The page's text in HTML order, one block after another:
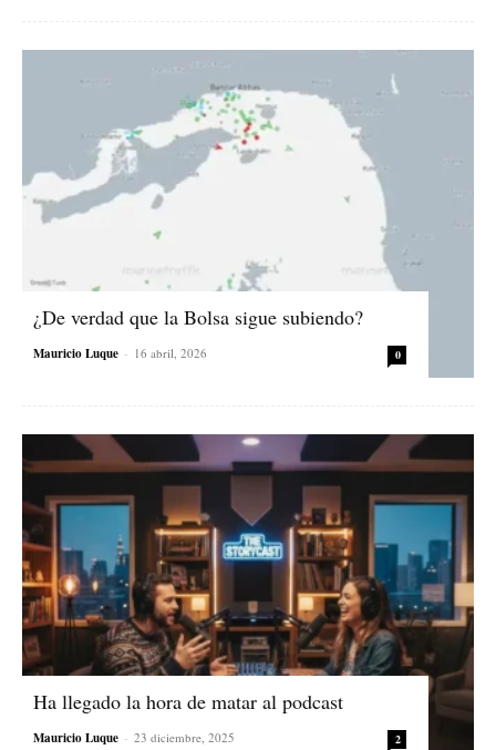
¿De verdad que la Bolsa sigue subiendo?
Mauricio Luque - 16 abril, 2026 0
Ha llegado la hora de matar al podcast
Mauricio Luque - 23 diciembre, 2025 2